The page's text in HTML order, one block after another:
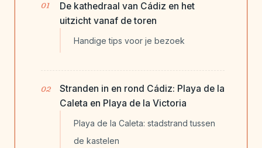
De kathedraal van Cádiz en het
uitzicht vanaf de toren
Handige tips voor je bezoek
Stranden in en rond Cádiz: Playa de la
Caleta en Playa de la Victoria
Playa de la Caleta: stadstrand tussen
de kastelen